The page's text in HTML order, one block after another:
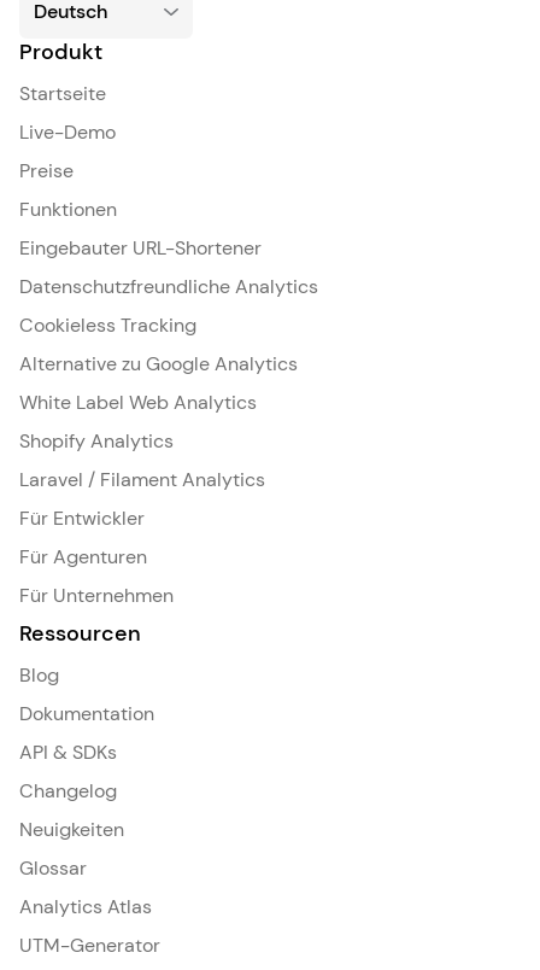
Produkt
Startseite
Live-Demo
Preise
Funktionen
Eingebauter URL-Shortener
Datenschutzfreundliche Analytics
Cookieless Tracking
Alternative zu Google Analytics
White Label Web Analytics
Shopify Analytics
Laravel / Filament Analytics
Für Entwickler
Für Agenturen
Für Unternehmen
Ressourcen
Blog
Dokumentation
API & SDKs
Changelog
Neuigkeiten
Glossar
Analytics Atlas
UTM-Generator